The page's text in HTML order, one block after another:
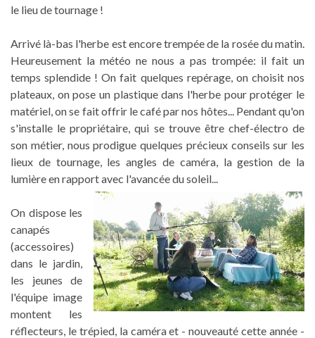
le lieu de tournage !
Arrivé là-bas l'herbe est encore trempée de la rosée du matin.
Heureusement la météo ne nous a pas trompée: il fait un
temps splendide ! On fait quelques repérage, on choisit nos
plateaux, on pose un plastique dans l'herbe pour protéger le
matériel, on se fait offrir le café par nos hôtes... Pendant qu'on
s'installe le propriétaire, qui se trouve être chef-électro de
son métier, nous prodigue quelques précieux conseils sur les
lieux de tournage, les angles de caméra, la gestion de la
lumière en rapport avec l'avancée du soleil...
On dispose les
canapés
(accessoires)
dans le jardin,
les jeunes de
l'équipe image
montent les
réflecteurs, le trépied, la caméra et - nouveauté cette année -